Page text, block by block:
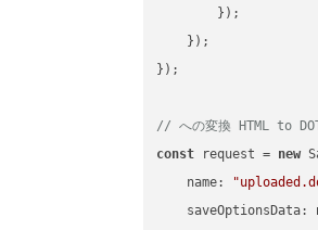
        });
    });
});
// への変換 HTML to
const request = new
name:
saveOptionsData: